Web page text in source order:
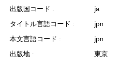
出版国コード
ja
タイトル言語コード
jpn
本文言語コード
jpn
出版地
東京